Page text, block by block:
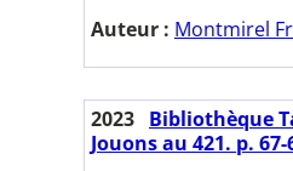
Auteur : Montmirel
2023 Bibliothèque
Jouons au 421. p. 67-